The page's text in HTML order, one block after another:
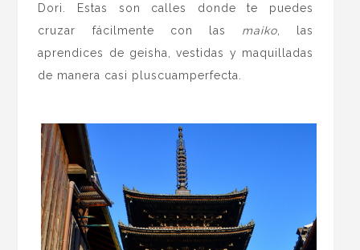
Dori. Estas son calles donde te puedes
cruzar fácilmente con las maiko, las
aprendices de geisha, vestidas y maquilladas
de manera casi pluscuamperfecta.